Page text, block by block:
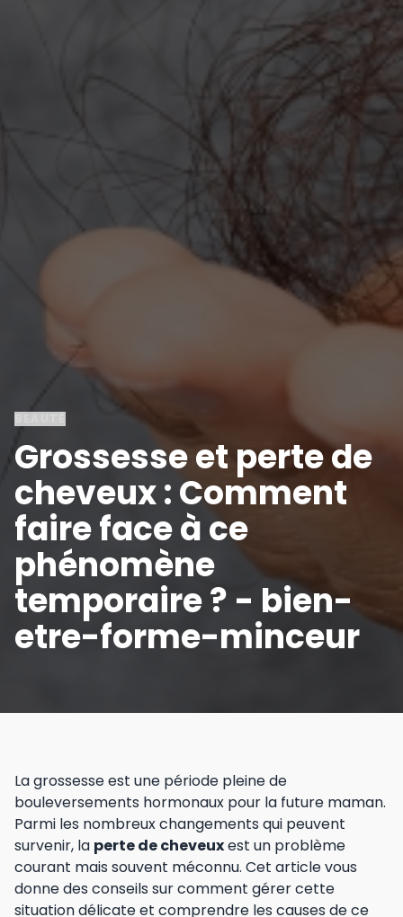
Grossesse et perte de
cheveux : Comment
faire face à ce
phénomène
temporaire ? - bien-
etre-forme-minceur
La grossesse est une période pleine de
bouleversements hormonaux pour la future maman.
Parmi les nombreux changements qui peuvent
survenir, la perte de cheveuxest un problème
courant mais souvent méconnu. Cet article vous
donne des conseils sur comment gérer cette
situation délicate et comprendre les causes de ce